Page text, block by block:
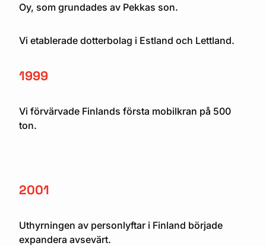
Oy, som grundades av Pekkas son.
Vi etablerade dotterbolag i Estland och Lettland.
1999
Vi förvärvade Finlands första mobilkran på 500
ton.
2001
Uthyrningen av personlyftar i Finland började
expandera avsevärt.